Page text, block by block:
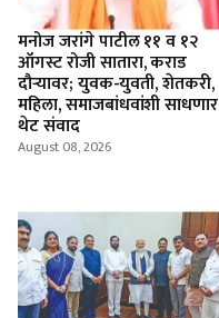
मनोज जरांगे पाटील ११ व १२
ऑगस्ट रोजी सातारा, कराड
दौऱ्यावर; युवक-युवती, शेतकरी,
महिला, समाजबांधवांशी साधणार
थेट संवाद
August 08, 2026